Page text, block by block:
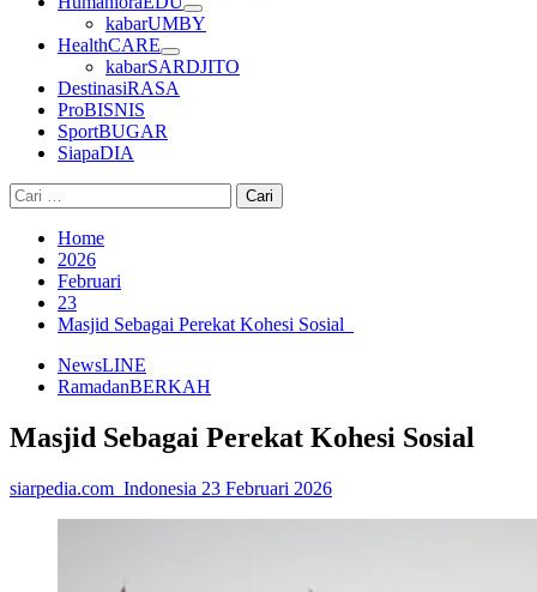
kabarUMBY
HealthCARE
kabarSARDJITO
DestinasiRASA
ProBISNIS
SportBUGAR
SiapaDIA
Cari
untuk:
Home
2026
Februari
23
Masjid Sebagai Perekat Kohesi Sosial
NewsLINE
RamadanBERKAH
Masjid Sebagai Perekat Kohesi Sosial
siarpedia.com_Indonesia 23 Februari 2026